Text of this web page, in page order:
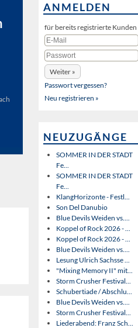
ANMELDEN
für bereits registrierte Kunden
Passwort vergessen?
Neu registrieren »
NEUZUGÄNGE
SOMMER IN DER STADT
Fe...
SOMMER IN DER STADT
Fe...
KlangHorizonte - Festl...
Son Del Danubio
Blue Devils Weiden vs....
Koppel of Rock 2026 - ...
Koppel of Rock 2026 - ...
Blue Devils Weiden vs....
Lesung Ulrich Sachsse ...
"Mixing Memory II" mit...
Storm Crusher Festival...
Schubertiade / Abschlu...
Blue Devils Weiden vs....
Storm Crusher Festival...
Liederabend: Franz Sch...